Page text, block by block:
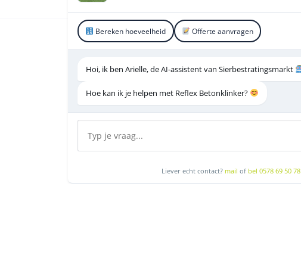
Bereken hoeveelheid Offerte aanvragen
Hoi, ik ben Arielle, de AI-assistent van Sierbestratingsmarkt
Hoe kan ik je helpen met Reflex Betonklinker?
Liever echt contact? mail of bel 0578 69 50 78